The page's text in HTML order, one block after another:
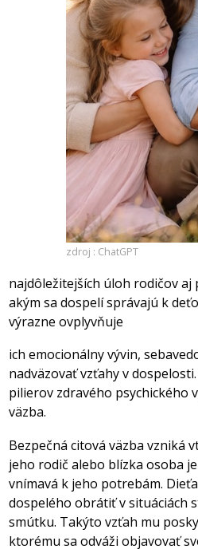
zdroj : ChatGPT
najdôležitejších úloh rodičov aj
akým sa dospelí správajú k
výrazne ovplyvňuje
ich emocionálny vývin,
nadväzovať vzťahy v
pilierov zdravého psychického
väzba.
Bezpečná citová väzba vzniká
jeho rodič alebo blízka osoba
vnímavá k jeho potrebám.
dospelého obrátiť v situáciách
smútku. Takýto vzťah mu
ktorému sa odváži objavovať